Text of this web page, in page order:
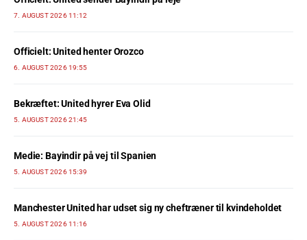
7. AUGUST 2026 11:12
Officielt: United henter Orozco
6. AUGUST 2026 19:55
Bekræftet: United hyrer Eva Olid
5. AUGUST 2026 21:45
Medie: Bayindir på vej til Spanien
5. AUGUST 2026 15:39
Manchester United har udset sig ny cheftræner til kvindeholdet
5. AUGUST 2026 11:16